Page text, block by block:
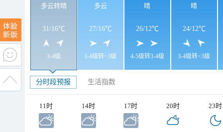
多云转晴
31/16℃
3-4级
多云
27/16℃
3-4级转<3级
晴
26/12℃
4-5级转3-4级
晴
24/12℃
3-4级转<3级
分时段预报 生活指数
11时 14时 17时 20时 23时